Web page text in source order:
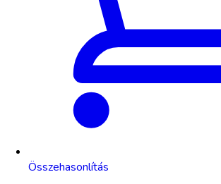
Összehasonlítás